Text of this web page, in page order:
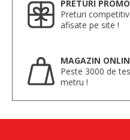
PRETURI
Preturi
afisate pe site !
MAGAZIN
Peste 3000 de
metru !